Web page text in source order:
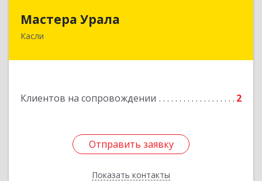
Мастера Урала
Касли
Клиентов на сопровождении 2
Отправить заявку
Показать контакты
456830, Челябинская обл., г. Касли, ул. Карла
Отправить заявку
Назад